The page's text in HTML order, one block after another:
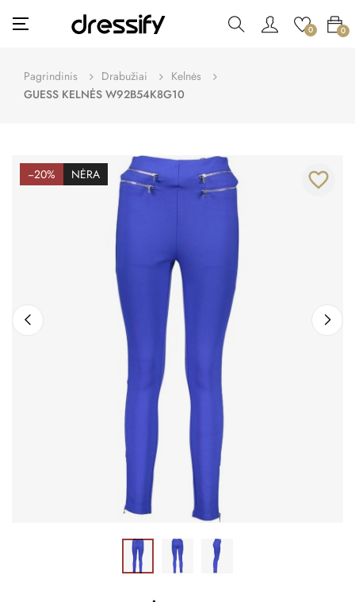
Toggle
navigation
☰ 0 0
Pagrindinis Drabužiai
Kelnės
GUESS KELNĖS W92B54K8G10
−20% NĖRA favorite_border